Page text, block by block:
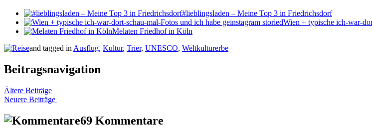
#lieblingsladen – Meine Top 3 in Friedrichsdorf
Wien + typische ich-war-
Melaten Friedhof in Köln
and tagged in Ausflug, Kultur, Trier, UNESCO, Weltkulturerbe
Beitragsnavigation
Ältere Beiträge
Neuere Beiträge
69 Kommentare